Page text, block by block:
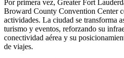
Por primera vez, Greater Fort
Broward County Convention Center
actividades. La ciudad se transforma
turismo y eventos, reforzando su
conectividad aérea y su
de viajes.